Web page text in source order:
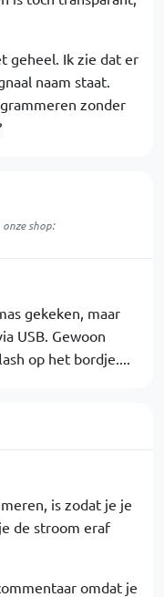
geheel. Ik zie dat er
naam staat.
zonder
onze shop:
gekeken, maar
USB. Gewoon
op het bordje....
is zodat je je
de stroom eraf
omdat je